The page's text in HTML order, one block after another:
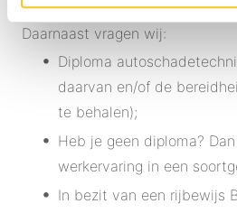
tweede natuur en lever jij
Daarnaast vragen wij:
Diploma
daarvan en/of de
te behalen);
Heb je geen diploma?
werkervaring in een
In bezit van een rijbewijs